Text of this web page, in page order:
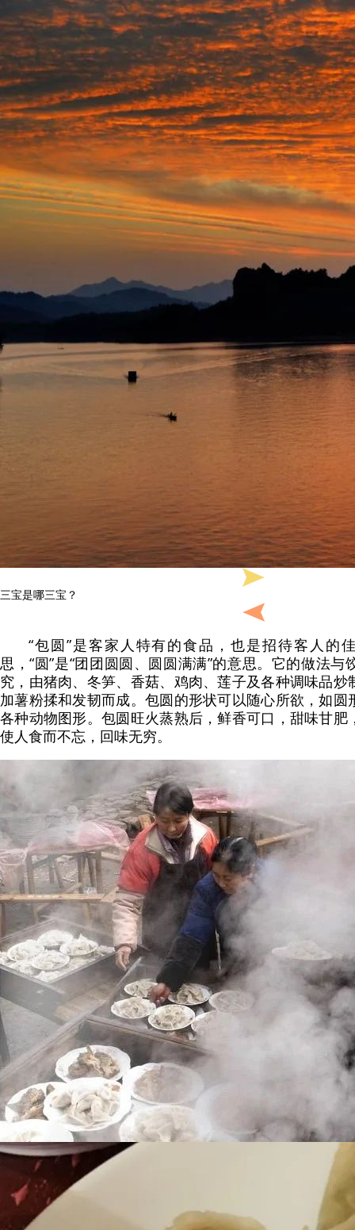
三宝是哪三宝？
“包圆”是客家人特有的食品，也是招待客人的
思，“圆”是“团团圆圆、圆圆满满”的意思。它的做法
究，由猪肉、冬笋、香菇、鸡肉、莲子及各种调味品炒
加薯粉揉和发韧而成。包圆的形状可以随心所欲，如圆
各种动物图形。包圆旺火蒸熟后，鲜香可口，甜味甘肥
使人食而不忘，回味无穷。